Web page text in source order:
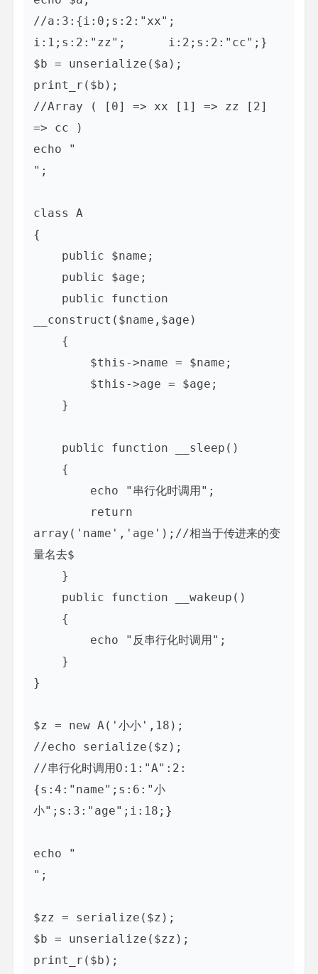
//a:3:{i:0;s:2:"xx";
i:1;s:2:"zz";      i:2;s:2:"cc";}
$b = unserialize($a);
print_r($b);
//Array ( [0] => xx [1] => zz [2]
=> cc )
echo "
";
class A
{
__construct($name,$age)
array('name','age');//相当于传进来的变
量名去$
}
$z = new A('小小',18);
//echo serialize($z);
//串行化时调用O:1:"A":2:
{s:4:"name";s:6:"小
小";s:3:"age";i:18;}
echo "
";
$zz = serialize($z);
$b = unserialize($zz);
print_r($b);